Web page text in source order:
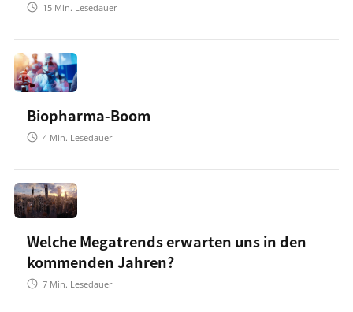
15 Min. Lesedauer
Biopharma-Boom
4 Min. Lesedauer
Welche Megatrends erwarten uns in den
kommenden Jahren?
7 Min. Lesedauer